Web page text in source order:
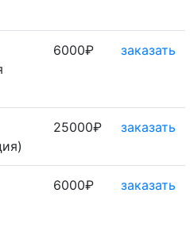
6000₽ заказать
25000₽ заказать
6000₽ заказать